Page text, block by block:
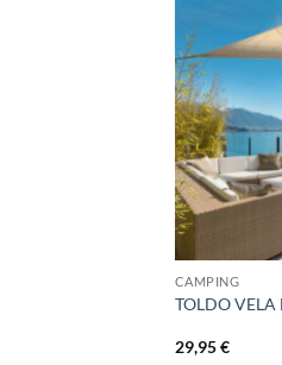
CAMPING
TOLDO VELA
29,95€